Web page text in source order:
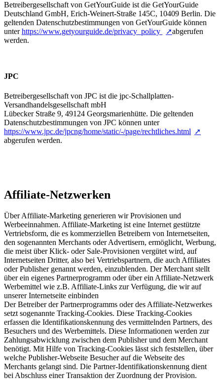
Betreibergesellschaft von GetYourGuide ist die GetYourGuide
Deutschland GmbH, Erich-Weinert-Straße 145C, 10409 Berlin. Die
geltenden Datenschutzbestimmungen von GetYourGuide können
unterhttps://www.getyourguide.de/privacy_policy
abgerufen
werden.
JPC
Betreibergesellschaft von JPC ist die jpc-Schallplatten-
Versandhandelsgesellschaft mbH
Lübecker Straße 9, 49124 Georgsmarienhütte. Die geltenden
Datenschutzbestimmungen von JPC können unter
https://www.jpc.de/jpcng/home/static/-/page/rechtliches.html
abgerufen werden.
Affiliate-Netzwerken
Über Affiliate-Marketing generieren wir Provisionen und
Werbeeinnahmen. Affiliate-Marketing ist eine Internet gestützte
Vertriebsform, die es kommerziellen Betreibern von Internetseiten,
den sogenannten Merchants oder Advertisern, ermöglicht, Werbung,
die meist über Klick- oder Sale-Provisionen vergütet wird, auf
Internetseiten Dritter, also bei Vertriebspartnern, die auch Affiliates
oder Publisher genannt werden, einzublenden. Der Merchant stellt
über ein eigenes Partnerprogramm oder über ein Affiliate-Netzwerk
Werbemittel wie z.B. Affiliate-Links zur Verfügung, die wir auf
unserer Internetseite einbinden
Der Betreiber der Partnerprogramms oder des Affiliate-Netzwerkes
setzt sogenannte Tracking-Cookies. Diese Tracking-Cookies
erfassen die Identifikationskennung des vermittelnden Partners, des
Besuchers und des Werbemittels. Diese Informationen werden zur
Zahlungsabwicklung zwischen dem Publisher und dem Merchant
benötigt. Mit Hilfe von Tracking-Cookies lässt sich feststellen, über
welche Publisher-Webseite Besucher auf die Webseite des
Merchants gelangt sind. Die Partner-Identifikationskennung dient
bei Abschluss einer Transaktion der Zuordnung der Provision.